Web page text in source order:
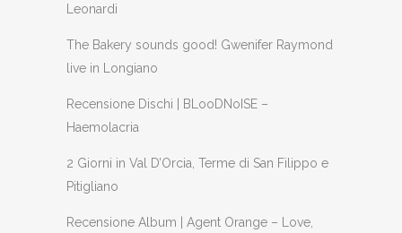
Leonardi
The Bakery sounds good! Gwenifer Raymond
live in Longiano
Recensione Dischi | BLooDNoISE –
Haemolacria
2 Giorni in Val D’Orcia, Terme di San Filippo e
Pitigliano
Recensione Album | Agent Orange – Love,